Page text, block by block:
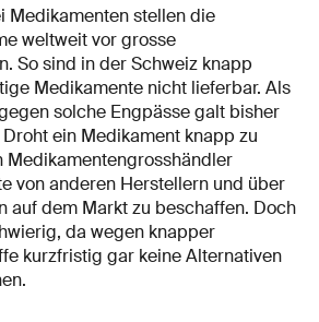
Medikamenten stellen die
weltweit vor grosse
So sind in der Schweiz knapp
Medikamente nicht lieferbar. Als
solche Engpässe galt bisher
ein Medikament knapp zu
Medikamentengrosshändler
von anderen Herstellern und über
auf dem Markt zu beschaffen. Doch
da wegen knapper
kurzfristig gar keine Alternativen